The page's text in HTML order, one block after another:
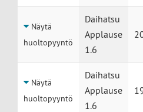
Näytä
huoltopyyntö
Daihatsu
Applause
1.6
Näytä
huoltopyyntö
Daihatsu
Applause
1.6